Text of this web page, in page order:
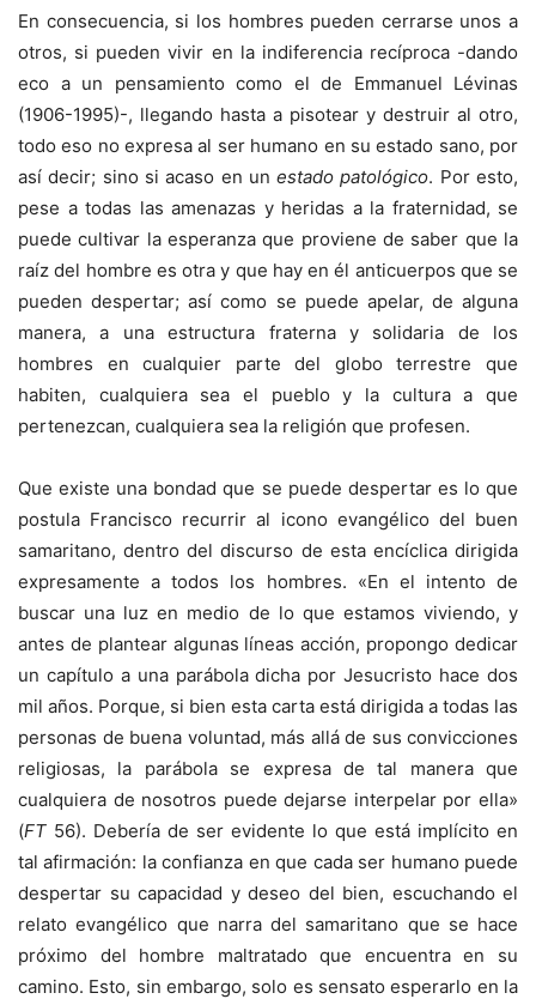
En consecuencia, si los hombres pueden cerrarse unos a
otros, si pueden vivir en la indiferencia recíproca -dando
eco a un pensamiento como el de Emmanuel Lévinas
(1906-1995)-, llegando hasta a pisotear y destruir al otro,
todo eso no expresa al ser humano en su estado sano, por
así decir; sino si acaso en unestado patológico. Por esto,
pese a todas las amenazas y heridas a la fraternidad, se
puede cultivar la esperanza que proviene de saber que la
raíz del hombre es otra y que hay en él anticuerpos que se
pueden despertar; así como se puede apelar, de alguna
manera, a una estructura fraterna y solidaria de los
hombres en cualquier parte del globo terrestre que
habiten, cualquiera sea el pueblo y la cultura a que
pertenezcan, cualquiera sea la religión que profesen.
Que existe una bondad que se puede despertar es lo que
postula Francisco recurrir al icono evangélico del buen
samaritano, dentro del discurso de esta encíclica dirigida
expresamente a todos los hombres. «En el intento de
buscar una luz en medio de lo que estamos viviendo, y
antes de plantear algunas líneas acción, propongo dedicar
un capítulo a una parábola dicha por Jesucristo hace dos
mil años. Porque, si bien esta carta está dirigida a todas las
personas de buena voluntad, más allá de sus convicciones
religiosas, la parábola se expresa de tal manera que
cualquiera de nosotros puede dejarse interpelar por ella»
(FT 56). Debería de ser evidente lo que está implícito en
tal afirmación: la confianza en que cada ser humano puede
despertar su capacidad y deseo del bien, escuchando el
relato evangélico que narra del samaritano que se hace
próximo del hombre maltratado que encuentra en su
camino. Esto, sin embargo, solo es sensato esperarlo en la